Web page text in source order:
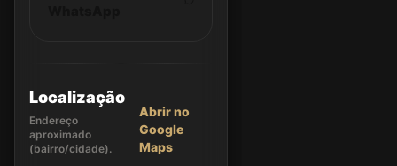
Localização
Endereço
aproximado
(bairro/cidade).
Abrir no
Google
Maps